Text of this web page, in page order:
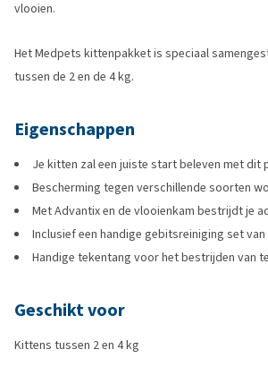
vlooien.
Het Medpets kittenpakket is speciaal
tussen de 2 en de 4 kg.
Eigenschappen
Je kitten zal een juiste start beleven met dit
Bescherming tegen verschillende soorten
Met Advantix en de vlooienkam bestrijdt je
Inclusief een handige gebitsreiniging set van
Handige tekentang voor het bestrijden van
Geschikt voor
Kittens tussen 2 en 4 kg